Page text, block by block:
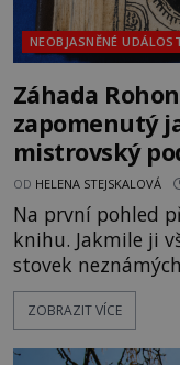
NEOBJASNĚNÉ
Záhada
zapomenutý
mistrovský
OD HELENA STEJSKALOVÁ
Na první pohled
knihu. Jakmile ji
stovek
textu, který už
pokusům o
ZOBRAZIT VÍCE